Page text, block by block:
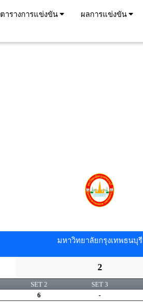
ตารางการแข่งขัน ผลการแข่งขัน
มหาวิทยาลัยกรุงเทพธนบุรี
2
SET 2 SET 3
6 -